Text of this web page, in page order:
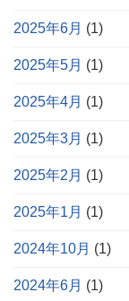
2025年6月 (1)
2025年5月 (1)
2025年4月 (1)
2025年3月 (1)
2025年2月 (1)
2025年1月 (1)
2024年10月 (1)
2024年6月 (1)